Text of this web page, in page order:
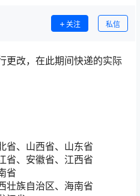
关注 私信
更改，在此期间快递的实际
省、山西省、山东省
省、安徽省、江西省
省
壮族自治区、海南省